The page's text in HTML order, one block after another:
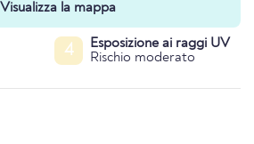
Visualizza la mappa
4
Esposizione ai raggi UV
Rischio moderato